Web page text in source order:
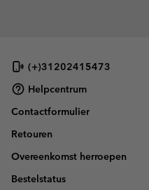
(+)31202415473
Helpcentrum
Contactformulier
Retouren
Overeenkomst herroepen
Bestelstatus